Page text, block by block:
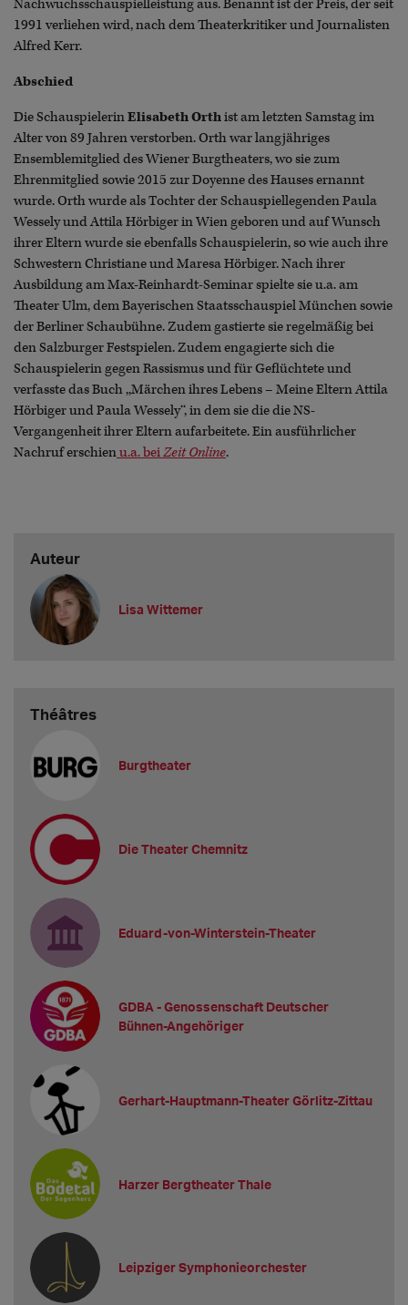
Nachwuchsschauspielleistung aus. Benannt ist der Preis, der seit
1991 verliehen wird, nach dem Theaterkritiker und Journalisten
Alfred Kerr.
Abschied
Die SchauspielerinElisabeth Orthist am letzten Samstag im
Alter von 89 Jahren verstorben. Orth war langjähriges
Ensemblemitglied des Wiener Burgtheaters, wo sie zum
Ehrenmitglied sowie 2015 zur Doyenne des Hauses ernannt
wurde. Orth wurde als Tochter der Schauspiellegenden Paula
Wessely und Attila Hörbiger in Wien geboren und auf Wunsch
ihrer Eltern wurde sie ebenfalls Schauspielerin, so wie auch ihre
Schwestern Christiane und Maresa Hörbiger. Nach ihrer
Ausbildung am Max-Reinhardt-Seminar spielte sie u.a. am
Theater Ulm, dem Bayerischen Staatsschauspiel München sowie
der Berliner Schaubühne. Zudem gastierte sie regelmäßig bei
den Salzburger Festspielen. Zudem engagierte sich die
Schauspielerin gegen Rassismus und für Geflüchtete und
verfasste das Buch ,,Märchen ihres Lebens – Meine Eltern Attila
Hörbiger und Paula Wessely‘‘, in dem sie die die NS-
Vergangenheit ihrer Eltern aufarbeitete. Ein ausführlicher
Nachruf erschienu.a. beiZeit Online.
Auteur
Lisa Wittemer
Théâtres
Burgtheater
Die Theater Chemnitz
Eduard-von-Winterstein-Theater
GDBA - Genossenschaft Deutscher
Bühnen-Angehöriger
Gerhart-Hauptmann-Theater Görlitz-Zittau
Harzer Bergtheater Thale
Leipziger Symphonieorchester